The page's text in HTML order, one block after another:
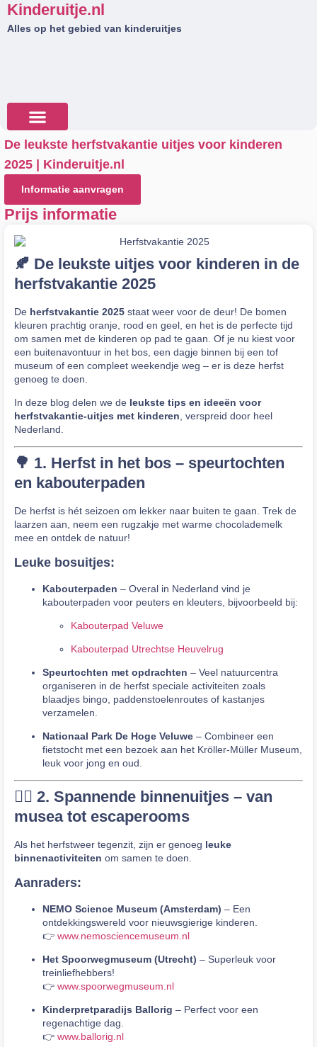
Kinderuitje.nl
Alles op het gebied van kinderuitjes
De leukste herfstvakantie uitjes voor kinderen
2025 | Kinderuitje.nl
🍂 De leukste uitjes voor kinderen in de
herfstvakantie 2025
De herfstvakantie 2025 staat weer voor de deur! De bomen
kleuren prachtig oranje, rood en geel, en het is de perfecte tijd
om samen met de kinderen op pad te gaan. Of je nu kiest voor
een buitenavontuur in het bos, een dagje binnen bij een tof
museum of een compleet weekendje weg – er is deze herfst
genoeg te doen.
In deze blog delen we de leukste tips en ideeën voor
herfstvakantie-uitjes met kinderen , verspreid door heel
Nederland.
🌳 1. Herfst in het bos – speurtochten
en kabouterpaden
De herfst is hét seizoen om lekker naar buiten te gaan. Trek de
laarzen aan, neem een rugzakje met warme chocolademelk
mee en ontdek de natuur!
Leuke bosuitjes:
Kabouterpaden – Overal in Nederland vind je
kabouterpaden voor peuters en kleuters, bijvoorbeeld bij:
Kabouterpad Veluwe
Kabouterpad Utrechtse Heuvelrug
Speurtochten met opdrachten – Veel natuurcentra
organiseren in de herfst speciale activiteiten zoals
blaadjes bingo, paddenstoelenroutes of kastanjes
verzamelen.
Nationaal Park De Hoge Veluwe – Combineer een
fietstocht met een bezoek aan het Kröller-Müller Museum,
leuk voor jong en oud.
🧙‍♀️ 2. Spannende binnenuitjes – van
musea tot escaperooms
Als het herfstweer tegenzit, zijn er genoeg leuke
binnenactiviteiten om samen te doen.
Aanraders:
NEMO Science Museum (Amsterdam) – Een
ontdekkingswereld voor nieuwsgierige kinderen.
👉 www.nemosciencemuseum.nl
Het Spoorwegmuseum (Utrecht) – Superleuk voor
treinliefhebbers!
👉 www.spoorwegmuseum.nl
Kinderpretparadijs Ballorig – Perfect voor een
regenachtige dag.
👉 www.ballorig.nl
Informatie aanvragen
Prijs informatie